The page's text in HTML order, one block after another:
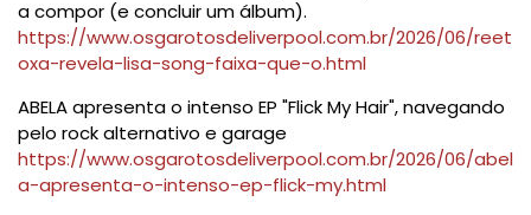
a compor (e concluir um álbum).
https://www.osgarotosdeliverpool.com.br/2026/06/reet
oxa-revela-lisa-song-faixa-que-o.html
ABELA apresenta o intenso EP "Flick My Hair", navegando
pelo rock alternativo e garage
https://www.osgarotosdeliverpool.com.br/2026/06/abel
a-apresenta-o-intenso-ep-flick-my.html